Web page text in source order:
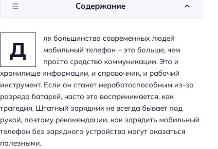
Д
ля большинства современных людей
мобильный телефон – это больше, чем
просто средство коммуникации. Это и
хранилище информации, и справочник, и рабочий
инструмент. Если он станет неработоспособным из-за
разряда батарей, часто это воспринимается, как
трагедия. Штатный зарядник не всегда бывает под
рукой, поэтому рекомендации, как зарядить мобильный
телефон без зарядного устройства могут оказаться
полезными.
Содержание